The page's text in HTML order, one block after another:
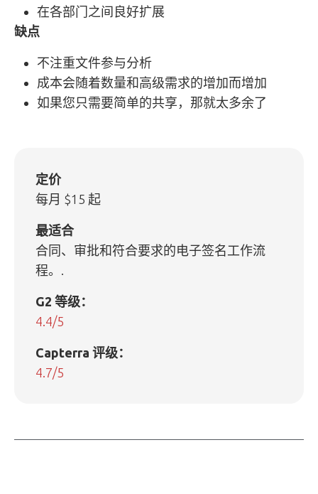
在各部门之间良好扩展
缺点
不注重文件参与分析
成本会随着数量和高级需求的增加而增加
如果您只需要简单的共享，那就太多余了
定价
每月 $15 起
最适合
合同、审批和符合要求的电子签名工作流
程。.
G2 等级：
4.4/5
Capterra 评级：
4.7/5